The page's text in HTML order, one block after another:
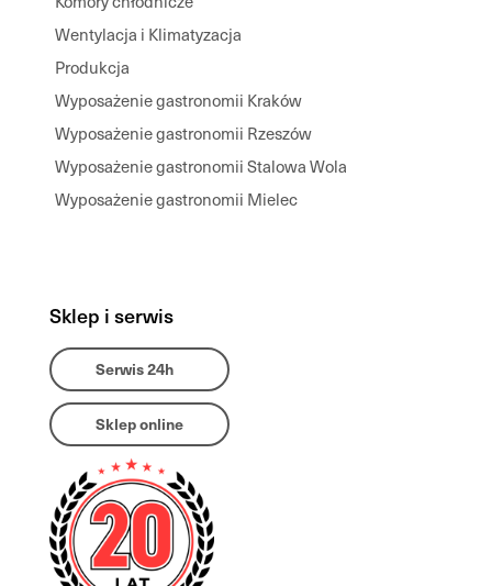
Wentylacja i Klimatyzacja
Produkcja
Wyposażenie gastronomii Kraków
Wyposażenie gastronomii Rzeszów
Wyposażenie gastronomii Stalowa Wola
Wyposażenie gastronomii Mielec
Sklep i serwis
Serwis 24h
Sklep online